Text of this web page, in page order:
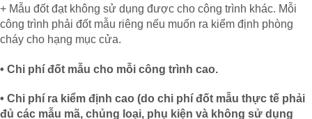
+ Mẫu đốt đạt không sử dụng được cho công trình khác. Mỗi
công trình phải đốt mẫu riêng nếu muốn ra kiểm định phòng
cháy cho hạng mục cửa.
• Chi phí đốt mẫu cho mỗi công trình cao.
• Chi phí ra kiểm định cao (do chi phí đốt mẫu thực tế phải
đủ các mẫu mã, chủng loại, phụ kiện và không sử dụng